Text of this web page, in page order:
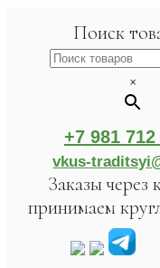
Поиск
×
+7 981 712
vkus-
Заказы через
принимаем